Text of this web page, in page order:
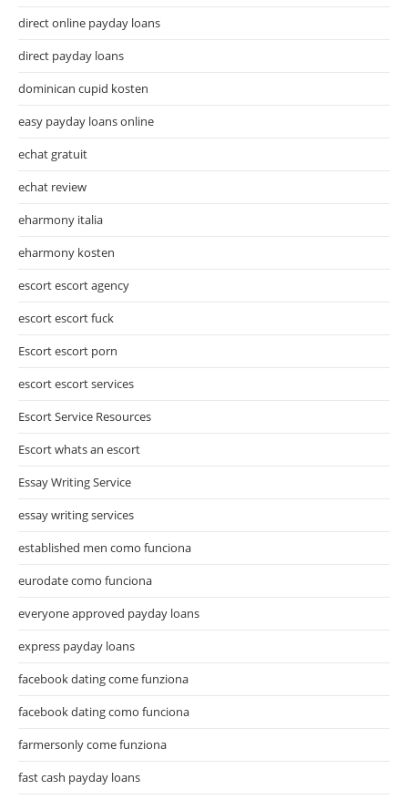
direct online payday loans
direct payday loans
dominican cupid kosten
easy payday loans online
echat gratuit
echat review
eharmony italia
eharmony kosten
escort escort agency
escort escort fuck
Escort escort porn
escort escort services
Escort Service Resources
Escort whats an escort
Essay Writing Service
essay writing services
established men como funciona
eurodate como funciona
everyone approved payday loans
express payday loans
facebook dating come funziona
facebook dating como funciona
farmersonly come funziona
fast cash payday loans